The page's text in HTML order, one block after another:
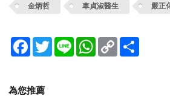
金炳哲 車貞淑醫生 嚴正
Facebook
TwitterLine WhatsApp
Copy
Link
為您推薦